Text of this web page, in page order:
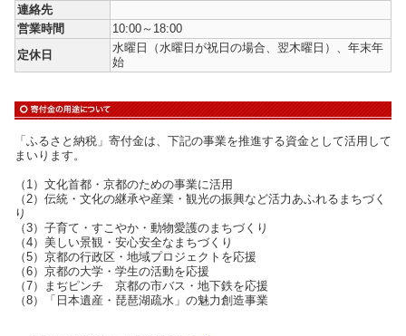
連絡先
営業時間
10:00～18:00
定休日
水曜日（水曜日が祝日の場合、翌木曜日）、年末年
始
「ふるさと納税」寄付金は、下記の事業を推進する資金として活用して
まいります。
（1）文化首都・京都のための事業に活用
（2）伝統・文化の継承や産業・観光の振興など活力あふれるまちづく
り
（3）子育て・すこやか・動物愛護のまちづくり
（4）美しい景観・安心安全なまちづくり
（5）京都の行政区・地域プロジェクトを応援
（6）京都の大学・学生の活動を応援
（7）まぢピンチ 京都の市バス・地下鉄を応援
（8）「日本遺産・琵琶湖疏水」の魅力創造事業